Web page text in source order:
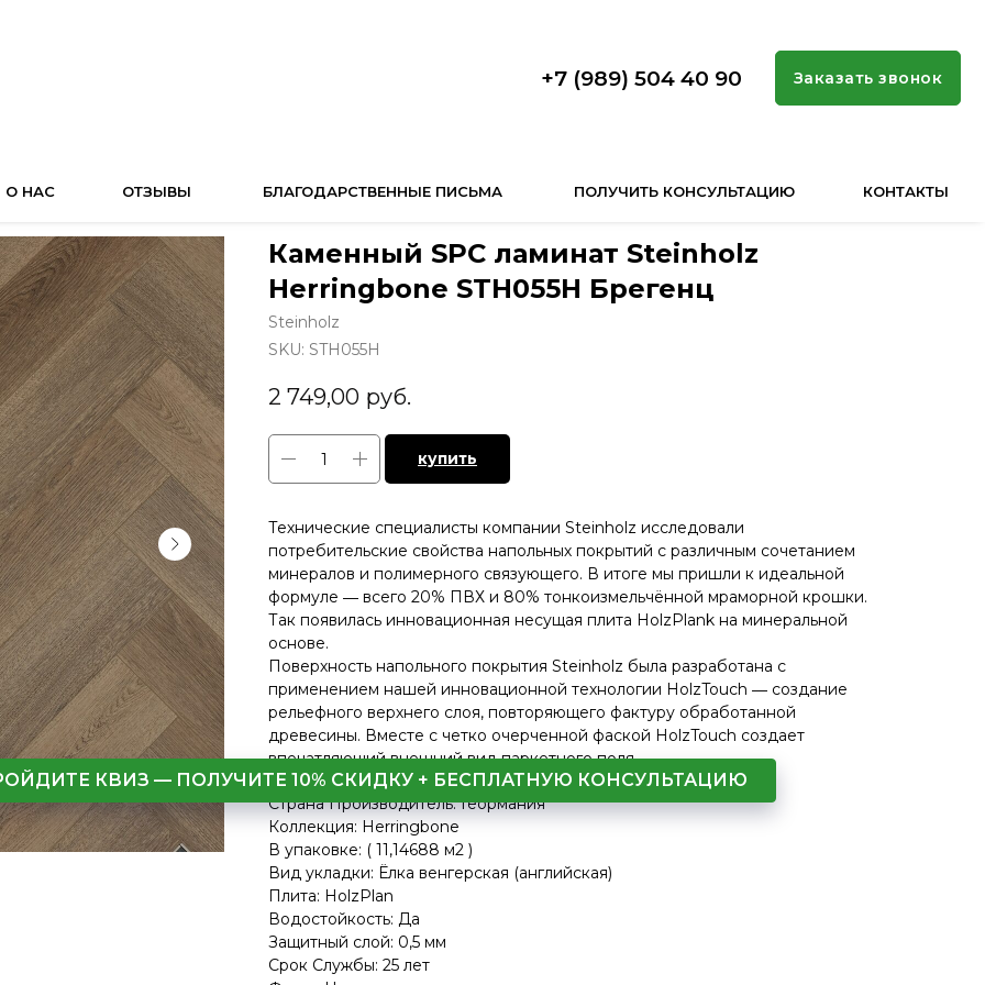
+7 (989) 504 40 90 Заказать звонок
О НАС КОНТАКТЫ
БЛАГОДАРСТВЕННЫЕ ПИСЬМА
ОТЗЫВЫ ПОЛУЧИТЬ КОНСУЛЬТАЦИЮ
Каменный SPC ламинат Steinholz
Herringbone STH055Н Брегенц
Steinholz
SKU: STH055Н
2 749,00 руб.
купить
Технические специалисты компании Steinholz исследовали
потребительские свойства напольных покрытий с различным сочетанием
минералов и полимерного связующего. В итоге мы пришли к идеальной
формуле ― всего 20% ПВХ и 80% тонкоизмельчённой мраморной крошки.
Так появилась инновационная несущая плита HolzPlank на минеральной
основе.
Поверхность напольного покрытия Steinholz была разработана с
применением нашей инновационной технологии HolzTouch ― создание
рельефного верхнего слоя, повторяющего фактуру обработанной
древесины. Вместе с четко очерченной фаской HolzTouch создает
впечатляющий внешний вид паркетного поля.
Страна Производитель: Геормания
Коллекция: Herringbone
В упаковке: ( 11,14688 м2 )
Вид укладки: Ёлка венгерская (английская)
Плита: HolzPlan
Водостойкость: Да
Защитный слой: 0,5 мм
Срок Службы: 25 лет
КВИЗ — ПОЛУЧИТЕ 10% СКИДКУ + БЕСПЛАТНУЮ КОНСУЛЬТАЦИЮ